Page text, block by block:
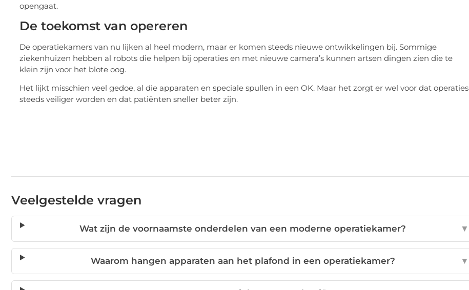
opengaat.
De toekomst van opereren
De operatiekamers van nu lijken al heel modern, maar er komen steeds nieuwe ontwikkelingen bij. Sommige
ziekenhuizen hebben al robots die helpen bij operaties en met nieuwe camera’s kunnen artsen dingen zien die te
klein zijn voor het blote oog.
Het lijkt misschien veel gedoe, al die apparaten en speciale spullen in een OK. Maar het zorgt er wel voor dat operaties
steeds veiliger worden en dat patiënten sneller beter zijn.
Veelgestelde vragen
Wat zijn de voornaamste onderdelen van een moderne operatiekamer? ▼
Waarom hangen apparaten aan het plafond in een operatiekamer? ▼